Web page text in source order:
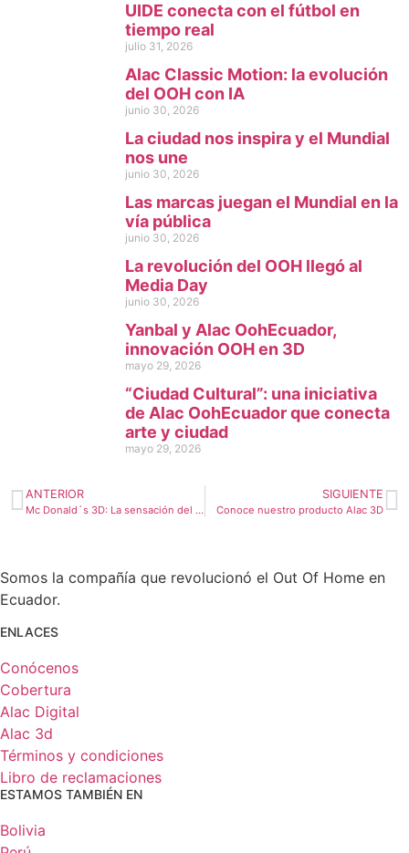
UIDE conecta con el fútbol en
tiempo real
julio 31, 2026
Alac Classic Motion: la evolución
del OOH con IA
junio 30, 2026
La ciudad nos inspira y el Mundial
nos une
junio 30, 2026
Las marcas juegan el Mundial en la
vía pública
junio 30, 2026
La revolución del OOH llegó al
Media Day
junio 30, 2026
Yanbal y Alac OohEcuador,
innovación OOH en 3D
mayo 29, 2026
“Ciudad Cultural”: una iniciativa
de Alac OohEcuador que conecta
arte y ciudad
mayo 29, 2026
ANTERIOR
Mc Donald´s 3D: La sensación del OOH 3D llegó a Ecuador
SIGUIENTE
Conoce nuestro producto Alac 3D
Somos la compañía que revolucionó el Out Of Home en
Ecuador.
ENLACES
Conócenos
Cobertura
Alac Digital
Alac 3d
Términos y condiciones
Libro de reclamaciones
ESTAMOS TAMBIÉN EN
Bolivia